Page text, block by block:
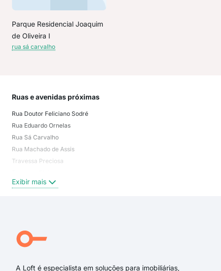
Parque Residencial Joaquim
de Oliveira I
rua sá carvalho
Ruas e avenidas próximas
Rua Doutor Feliciano Sodré
Rua Eduardo Ornelas
Rua Sá Carvalho
Rua Machado de Assis
Travessa Preciosa
Rua Alberto Santos de Carvalho
Rua Dona Clara
Travessa Francisco Malafaia
Exibir mais
A Loft é especialista em soluções para imobiliárias,